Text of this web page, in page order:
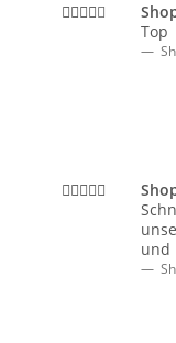
Top
und